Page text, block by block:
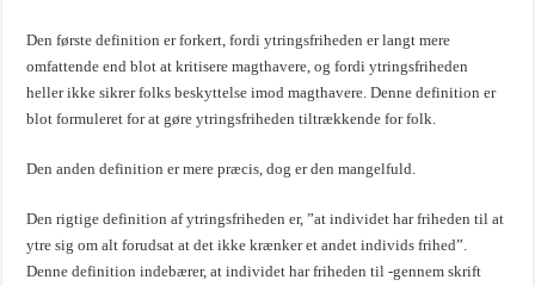
Den første definition er forkert, fordi ytringsfriheden er langt mere
omfattende end blot at kritisere magthavere, og fordi ytringsfriheden
heller ikke sikrer folks beskyttelse imod magthavere. Denne definition er
blot formuleret for at gøre ytringsfriheden tiltrækkende for folk.
Den anden definition er mere præcis, dog er den mangelfuld.
Den rigtige definition af ytringsfriheden er, ”at individet har friheden til at
ytre sig om alt forudsat at det ikke krænker et andet individs frihed”.
Denne definition indebærer, at individet har friheden til -gennem skrift